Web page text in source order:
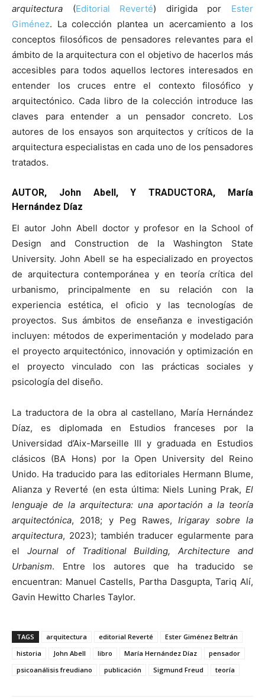
arquitectura (Editorial Reverté) dirigida por Ester
Giménez. La colección plantea un acercamiento a los
conceptos filosóficos de pensadores relevantes para el
ámbito de la arquitectura con el objetivo de hacerlos más
accesibles para todos aquellos lectores interesados en
entender los cruces entre el contexto filosófico y
arquitectónico. Cada libro de la colección introduce las
claves para entender a un pensador concreto. Los
autores de los ensayos son arquitectos y críticos de la
arquitectura especialistas en cada uno de los pensadores
tratados.
AUTOR, John Abell, Y TRADUCTORA, María
Hernández Díaz
El autor John Abell doctor y profesor en la School of
Design and Construction de la Washington State
University. John Abell se ha especializado en proyectos
de arquitectura contemporánea y en teoría crítica del
urbanismo, principalmente en su relación con la
experiencia estética, el oficio y las tecnologías de
proyectos. Sus ámbitos de enseñanza e investigación
incluyen: métodos de experimentación y modelado para
el proyecto arquitectónico, innovación y optimización en
el proyecto vinculado con las prácticas sociales y
psicología del diseño.
La traductora de la obra al castellano, María Hernández
Díaz, es diplomada en Estudios franceses por la
Universidad d’Aix-Marseille III y graduada en Estudios
clásicos (BA Hons) por la Open University del Reino
Unido. Ha traducido para las editoriales Hermann Blume,
Alianza y Reverté (en esta última: Niels Luning Prak, El
lenguaje de la arquitectura: una aportación a la teoría
arquitectónica, 2018; y Peg Rawes,Irigaray sobre la
arquitectura, 2023); también traducer egularmente para
el Journal of Traditional Building, Architecture and
Urbanism. Entre los autores que ha traducido se
encuentran: Manuel Castells, Partha Dasgupta, Tariq Alí,
Gavin Hewitto Charles Taylor.
TAGS arquitectura editorial Reverté
Ester Giménez Beltrán
historia
John Abell libro María Hernández Díaz
pensador
psicoanálisis freudiano
publicación Sigmund Freud teoría